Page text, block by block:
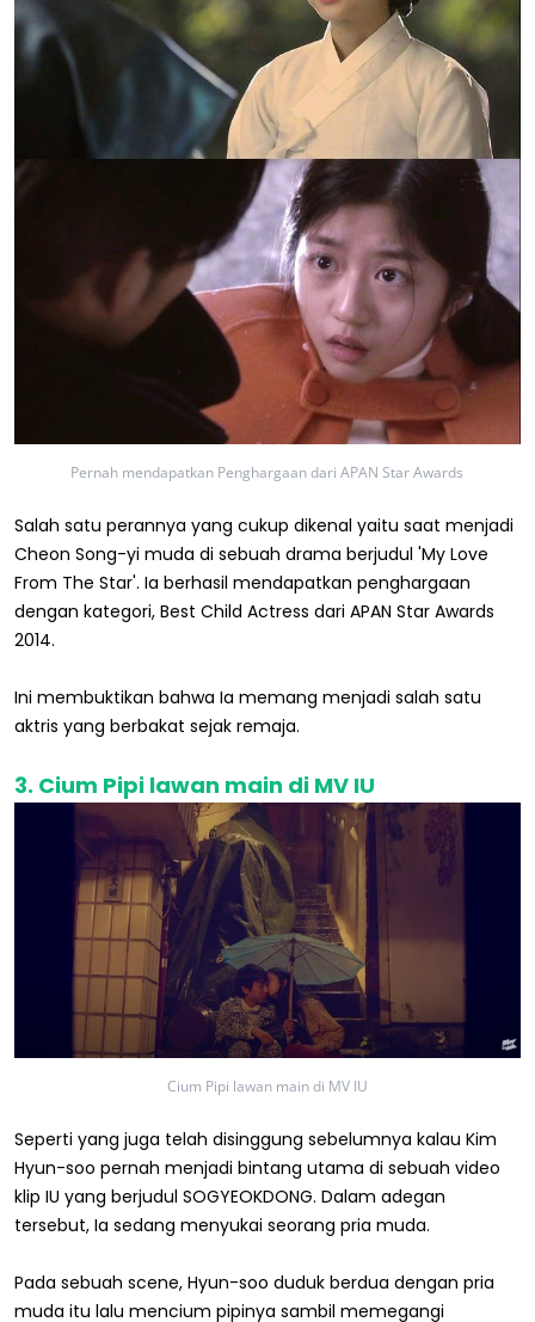
Pernah mendapatkan Penghargaan dari APAN Star Awards
Salah satu perannya yang cukup dikenal yaitu saat menjadi
Cheon Song-yi muda di sebuah drama berjudul 'My Love
From The Star'. Ia berhasil mendapatkan penghargaan
dengan kategori, Best Child Actress dari APAN Star Awards
2014.
Ini membuktikan bahwa Ia memang menjadi salah satu
aktris yang berbakat sejak remaja.
3. Cium Pipi lawan main di MV IU
Cium Pipi lawan main di MV IU
Seperti yang juga telah disinggung sebelumnya kalau Kim
Hyun-soo pernah menjadi bintang utama di sebuah video
klip IU yang berjudul SOGYEOKDONG. Dalam adegan
tersebut, Ia sedang menyukai seorang pria muda.
Pada sebuah scene, Hyun-soo duduk berdua dengan pria
muda itu lalu mencium pipinya sambil memegangi